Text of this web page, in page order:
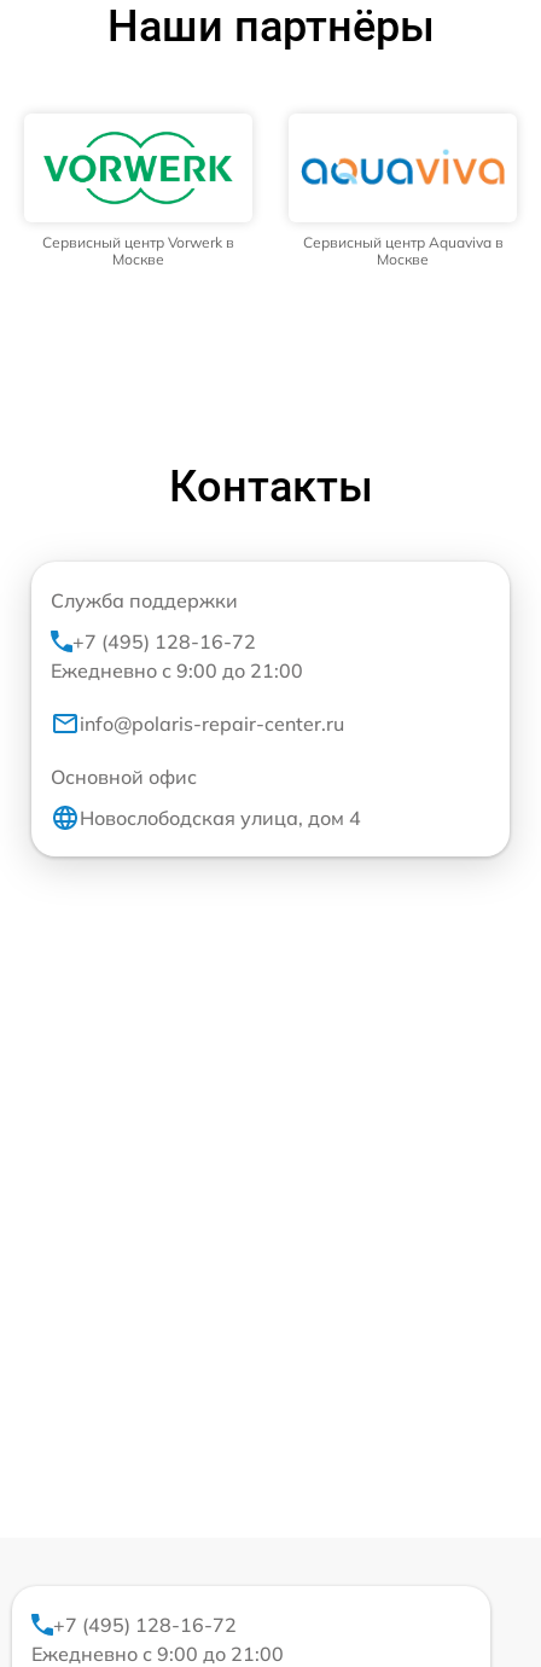
Наши партнёры
Сервисный центр Vorwerk в
Москве
Сервисный центр Aquaviva в
Москве
Контакты
Служба поддержки
+7 (495) 128-16-72
Ежедневно с 9:00 до 21:00
info@polaris-repair-center.ru
Основной офис
Новослободская улица, дом 4
+7 (495) 128-16-72
Ежедневно с 9:00 до 21:00